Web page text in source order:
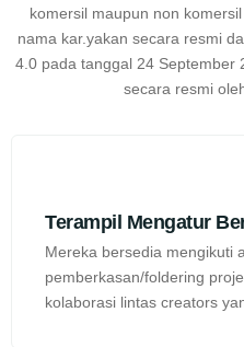
komersil maupun non
nama kar.yakan secara resmi
4.0 pada tanggal 24 September
secara resmi
Terampil Mengatur
Mereka bersedia mengikuti
pemberkasan/foldering
kolaborasi lintas creators